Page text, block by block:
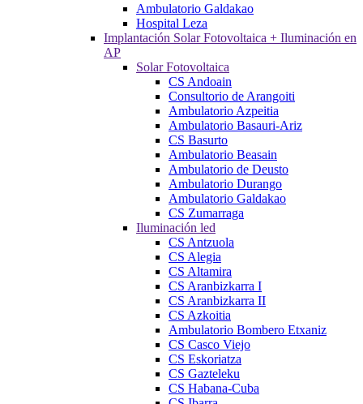
Ambulatorio Galdakao
Hospital Leza
Implantación Solar Fotovoltaica + Iluminación en
AP
Solar Fotovoltaica
CS Andoain
Consultorio de Arangoiti
Ambulatorio Azpeitia
Ambulatorio Basauri-Ariz
CS Basurto
Ambulatorio Beasain
Ambulatorio de Deusto
Ambulatorio Durango
Ambulatorio Galdakao
CS Zumarraga
Iluminación led
CS Antzuola
CS Alegia
CS Altamira
CS Aranbizkarra I
CS Aranbizkarra II
CS Azkoitia
Ambulatorio Bombero Etxaniz
CS Casco Viejo
CS Eskoriatza
CS Gazteleku
CS Habana-Cuba